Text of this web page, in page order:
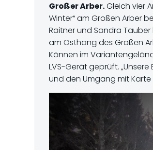
Großer Arber.Gleich vier
Winter“ am Großen Arber
Raitner und Sandra
am Osthang des Großen
Können im
LVS-Gerät geprüft.
und den Umgang mit Karte